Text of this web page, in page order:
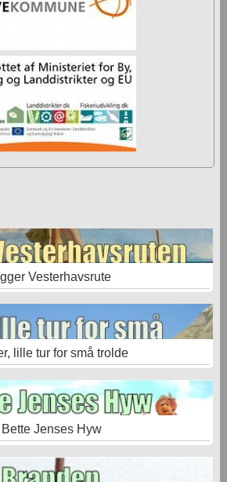
Vesterhavsrute
lille tur for små trolde
Bette Jenses Hyw